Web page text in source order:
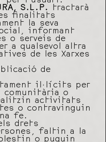
S.L.P.
tractarà
finalitats
la seva
informant
o serveis de
a qualsevol altra
de les Xarxes
de
il·lícits per
comunitària o
activitats
o contravinguin
fe.
drets
faltin a la
o puguin